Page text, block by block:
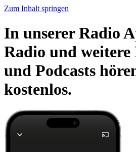
Zum Inhalt springen
In unserer Radio
Radio und weitere
und Podcasts
kostenlos.